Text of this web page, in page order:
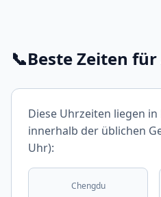
📞Beste Zeiten
Diese Uhrzeiten liegen
innerhalb der üblichen
Uhr):
Chengdu